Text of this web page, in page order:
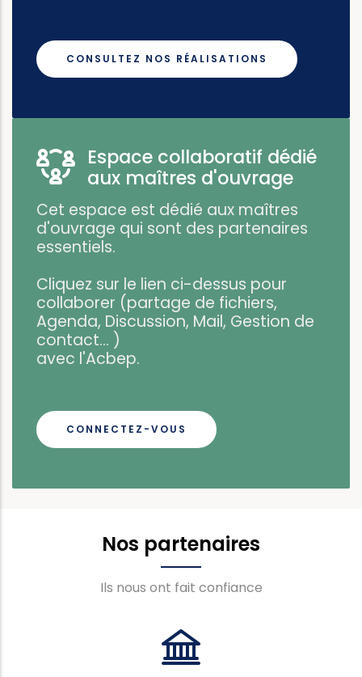
CONSULTEZ NOS RÉALISATIONS
Espace collaboratif dédié
aux maîtres d'ouvrage
Cet espace est dédié aux maîtres
d'ouvrage qui sont des partenaires
essentiels.
Cliquez sur le lien ci-dessus pour
collaborer (partage de fichiers,
Agenda, Discussion, Mail, Gestion de
contact... )
avec l'Acbep.
CONNECTEZ-VOUS
Nos partenaires
Ils nous ont fait confiance